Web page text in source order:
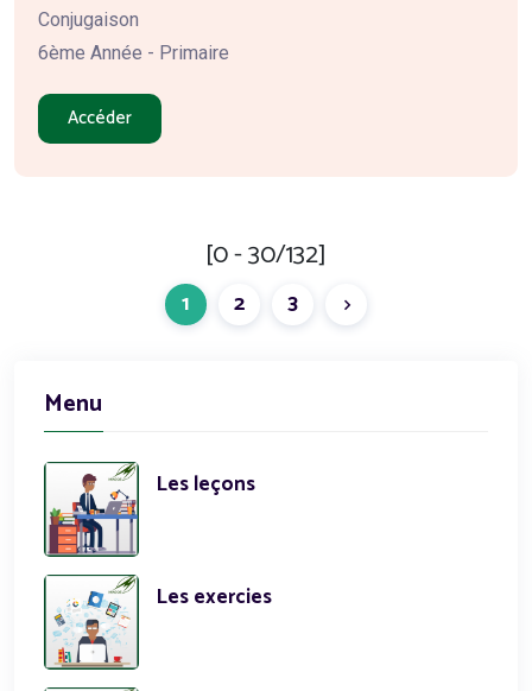
Conjugaison
6ème Année - Primaire
Accéder
[0 - 30/132]
1 2 3
Menu
Les leçons
Les exercies